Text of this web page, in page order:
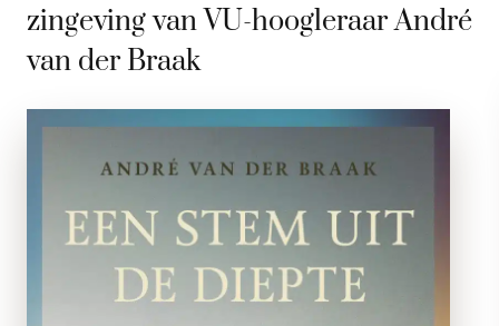
zingeving van VU-hoogleraar André
van der Braak